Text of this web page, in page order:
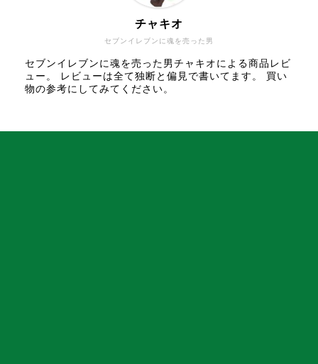
セブンイレブンに魂を売った男
チャキオ
セブンイレブンに魂を売った男チャキオによる商品レビ
ュー。 レビューは全て独断と偏見で書いてます。 買い
物の参考にしてみてください。